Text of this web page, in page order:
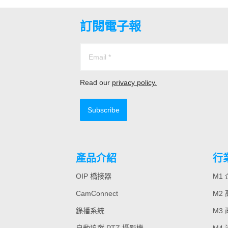
訂閱電子報
Read our privacy policy.
Subscribe
產品介紹
OIP 橋接器
CamConnect
錄播系統
行
M1
M2
M3